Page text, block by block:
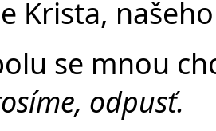
Krista,
se mnou
odpusť.